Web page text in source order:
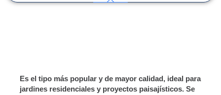
Es el tipo más popular y de mayor calidad, ideal para
jardines residenciales y proyectos paisajísticos. Se